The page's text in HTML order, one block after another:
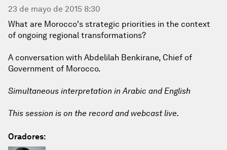
23 de mayo de 2015 8:30
What are Morocco's strategic priorities in the context
of ongoing regional transformations?
A conversation with Abdelilah Benkirane, Chief of
Government of Morocco.
Simultaneous interpretation in Arabic and English
This session is on the record and webcast live.
Oradores: